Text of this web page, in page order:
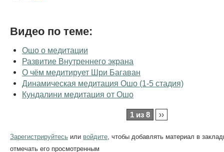
Видео по теме:
Ошо о медитации
Развитие Внутреннего экрана
О чём медитирует Шри Багаван
Динамическая медитация Ошо (1-5 стадия)
Кундалини медитация от Ошо
1 из 8 ››
Зарегистрируйтесь или войдите , чтобы добавлять материал в
отмечать его просмотренным